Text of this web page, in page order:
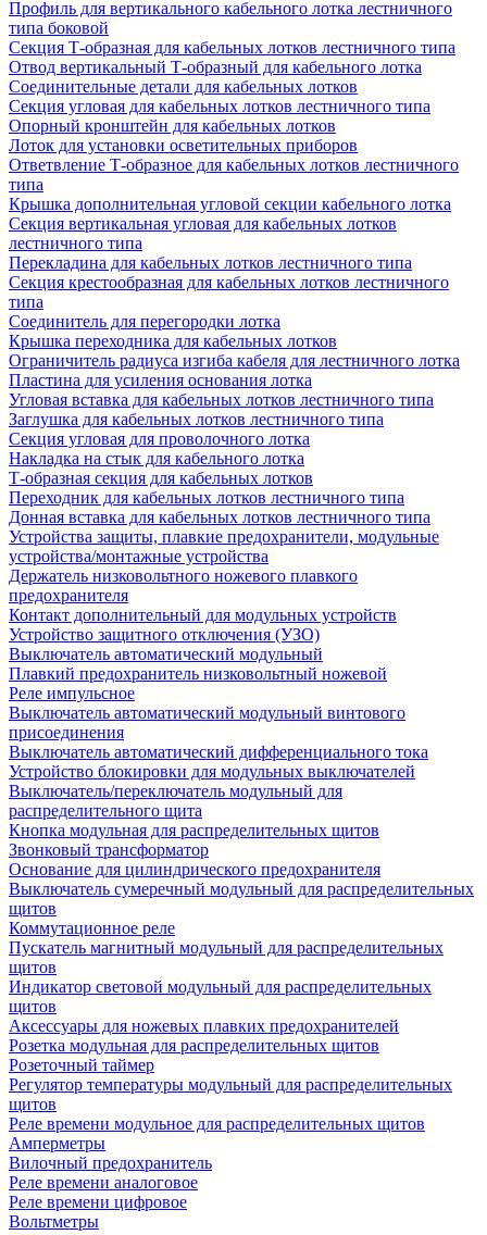
Профиль для вертикального кабельного лотка лестничного
типа боковой
Секция Т-образная для кабельных лотков лестничного типа
Отвод вертикальный Т-образный для кабельного лотка
Соединительные детали для кабельных лотков
Секция угловая для кабельных лотков лестничного типа
Опорный кронштейн для кабельных лотков
Лоток для установки осветительных приборов
Ответвление Т-образное для кабельных лотков лестничного
типа
Крышка дополнительная угловой секции кабельного лотка
Секция вертикальная угловая для кабельных лотков
лестничного типа
Перекладина для кабельных лотков лестничного типа
Секция крестообразная для кабельных лотков лестничного
типа
Соединитель для перегородки лотка
Крышка переходника для кабельных лотков
Ограничитель радиуса изгиба кабеля для лестничного лотка
Пластина для усиления основания лотка
Угловая вставка для кабельных лотков лестничного типа
Заглушка для кабельных лотков лестничного типа
Секция угловая для проволочного лотка
Накладка на стык для кабельного лотка
Т-образная секция для кабельных лотков
Переходник для кабельных лотков лестничного типа
Донная вставка для кабельных лотков лестничного типа
Устройства защиты, плавкие предохранители, модульные
устройства/монтажные устройства
Держатель низковольтного ножевого плавкого
предохранителя
Контакт дополнительный для модульных устройств
Устройство защитного отключения (УЗО)
Выключатель автоматический модульный
Плавкий предохранитель низковольтный ножевой
Реле импульсное
Выключатель автоматический модульный винтового
присоединения
Выключатель автоматический дифференциального тока
Устройство блокировки для модульных выключателей
Выключатель/переключатель модульный для
распределительного щита
Кнопка модульная для распределительных щитов
Звонковый трансформатор
Основание для цилиндрического предохранителя
Выключатель сумеречный модульный для распределительных
щитов
Коммутационное реле
Пускатель магнитный модульный для распределительных
щитов
Индикатор световой модульный для распределительных
щитов
Аксессуары для ножевых плавких предохранителей
Розетка модульная для распределительных щитов
Розеточный таймер
Регулятор температуры модульный для распределительных
щитов
Реле времени модульное для распределительных щитов
Амперметры
Вилочный предохранитель
Реле времени аналоговое
Реле времени цифровое
Вольтметры